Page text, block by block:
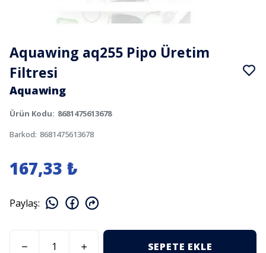
Aquawing aq255 Pipo Üretim
Filtresi
Aquawing
Ürün Kodu: 8681475613678
Barkod: 8681475613678
167,33 ₺
Paylaş:
SEPETE EKLE